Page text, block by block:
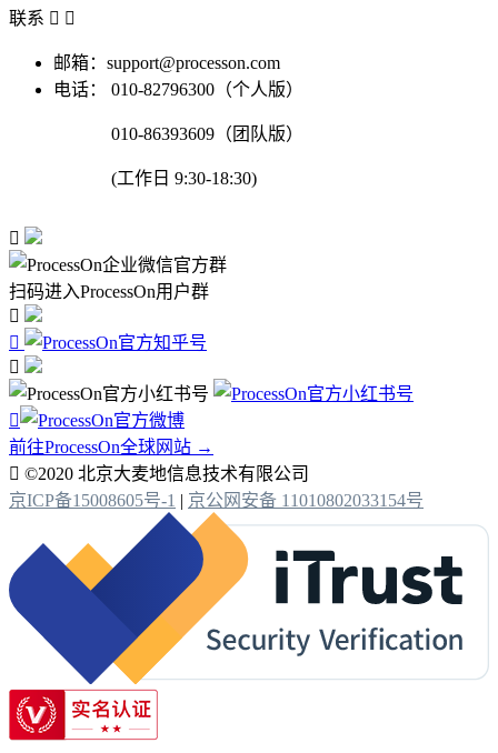
联系  
邮箱：support@processon.com
电话：
010-82796300（个人版）
010-86393609（团队版）
(工作日 9:30-18:30)

扫码进入ProcessOn用户群




前往ProcessOn全球网站 →
 ©2020 北京大麦地信息技术有限公司
京ICP备15008605号-1 | 京公网安备 11010802033154号